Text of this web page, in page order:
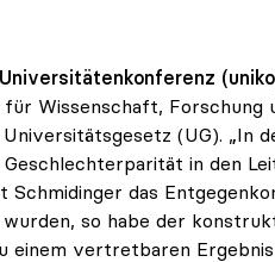
Universitätenkonferenz (uniko
für Wissenschaft,
(UG). „In
in den
das
so habe der
einem vertretbaren